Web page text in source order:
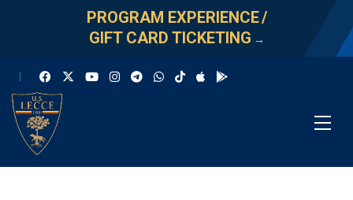
PROGRAM EXPERIENCE/
GIFT CARD TICKETING →